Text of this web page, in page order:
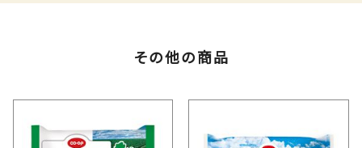
その他の商品